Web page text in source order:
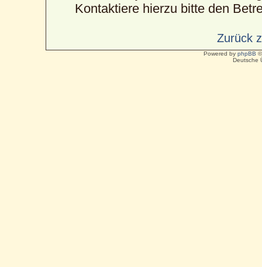
Kontaktiere hierzu bitte den
Zurück
Powered by phpBB
Deutsche